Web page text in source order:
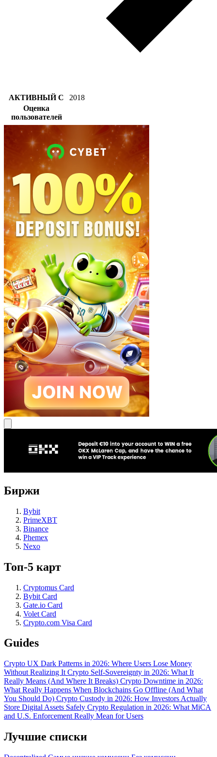
АКТИВНЫЙ С
2018
Оценка
пользователей
Биржи
Bybit
PrimeXBT
Binance
Phemex
Nexo
Топ-5 карт
Cryptomus Card
Bybit Card
Gate.io Card
Volet Card
Crypto.com Visa Card
Guides
Crypto UX Dark Patterns in 2026: Where Users Lose Money
Without Realizing It Crypto Self-Sovereignty in 2026: What It
Really Means (And Where It Breaks) Crypto Downtime in 2026:
What Really Happens When Blockchains Go Offline (And What
You Should Do) Crypto Custody in 2026: How Investors Actually
Store Digital Assets Safely Crypto Regulation in 2026: What MiCA
and U.S. Enforcement Really Mean for Users
Лучшие списки